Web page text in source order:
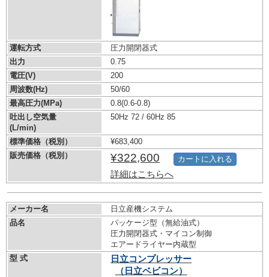
運転方式
圧力開閉器式
出力
0.75
電圧(V)
200
周波数(Hz)
50/60
最高圧力(MPa)
0.8(0.6-0.8)
吐出し空気量
(L/min)
50Hz 72 / 60Hz 85
標準価格（税別）
¥683,400
販売価格（税別）
¥322,600
詳細はこちらへ
カートに入れる
メーカー名
日立産機システム
品名
パッケージ型（無給油式）
圧力開閉器式・マイコン制御
エアードライヤー内蔵型
型 式
日立コンプレッサー
（日立ベビコン）